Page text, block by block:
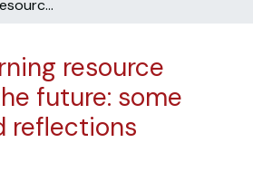
Creating learning resource centres for the future: some qualities and reflections
resource
future: some
reflections